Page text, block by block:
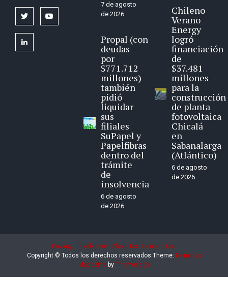
twitter
linkedin
7 de agosto
de 2026
Propal (con
deudas
por
$771.712
millones)
también
pidió
liquidar
sus
filiales
SuPapel y
Papelfibras
dentro del
trámite
de
insolvencia
6 de agosto
de 2026
Chileno
Verano
Energy
logró
financiación
de
$37.481
millones
para la
construcción
de planta
fotovoltaica
Chicalá
en
Sabanalarga
(Atlántico)
6 de agosto
de 2026
Privacy Disclaimer About Us
Contact Us
Copyright © Todos los derechos reservados Theme: Eximious
Magazine by Themesaga